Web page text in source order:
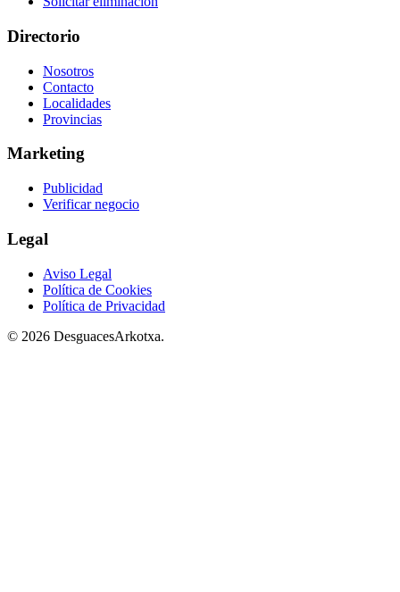
Directorio
Nosotros
Contacto
Localidades
Provincias
Marketing
Publicidad
Verificar negocio
Legal
Aviso Legal
Política de Cookies
Política de Privacidad
© 2026 DesguacesArkotxa.